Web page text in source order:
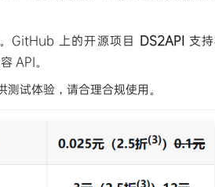
GitHub 上的开源项目 DS2API 支
API。
试体验，请合理合规使用。